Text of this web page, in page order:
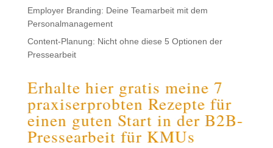
Employer Branding: Deine Teamarbeit mit dem
Personalmanagement
Content-Planung: Nicht ohne diese 5 Optionen der
Pressearbeit
Erhalte hier gratis meine 7
praxiserprobten Rezepte für
einen guten Start in der B2B-
Pressearbeit für KMUs